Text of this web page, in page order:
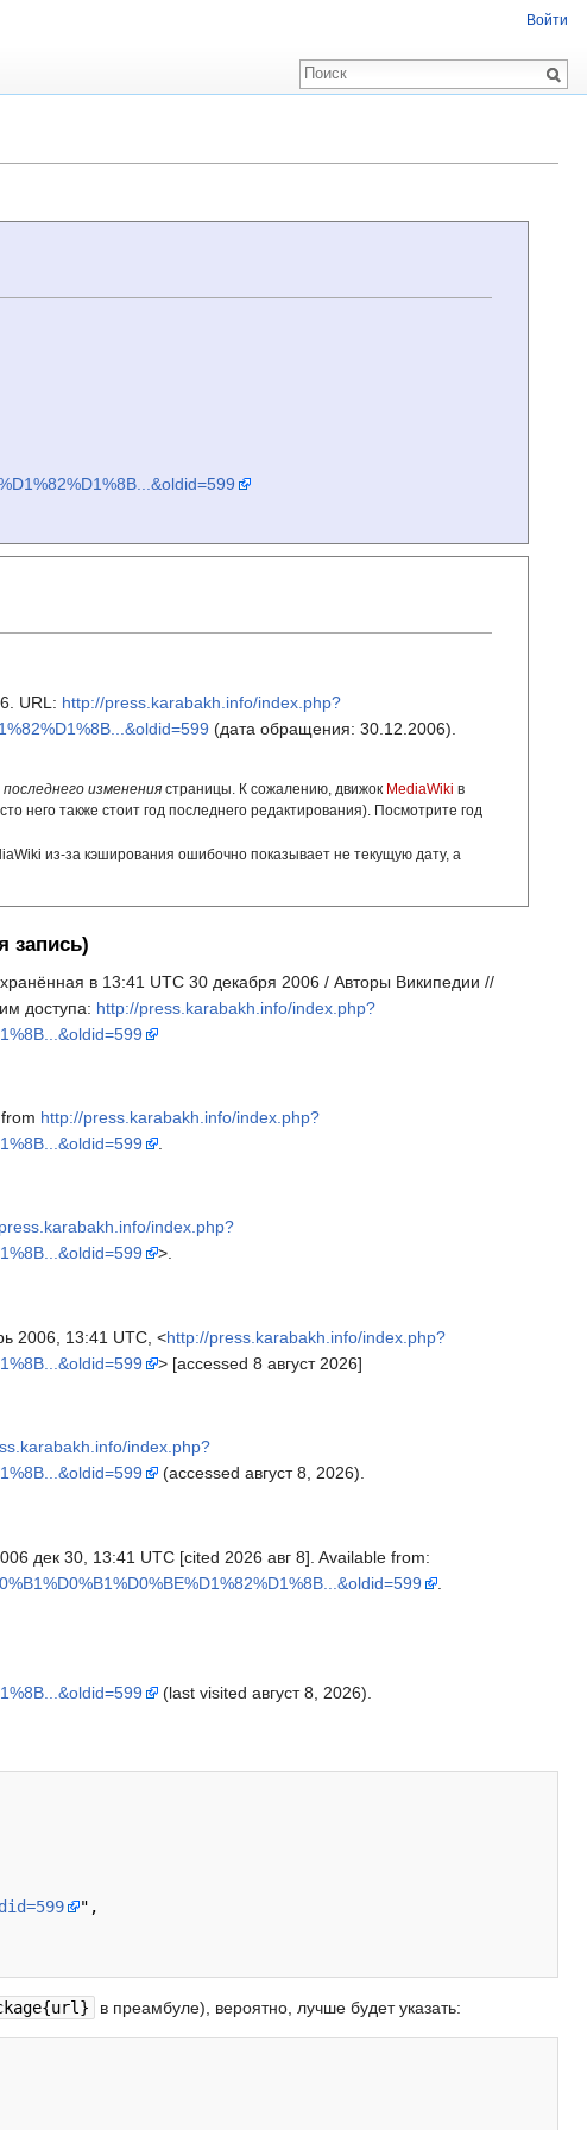
URL: http://press.karabakh.info/index.php?
(дата обращения: 30.12.2006).
последнего изменениястраницы. К сожалению, движок MediaWiki в
него также стоит год последнего редактирования). Посмотрите год
из-за кэширования ошибочно показывает не текущую дату, а
запись)
в 13:41 UTC 30 декабря 2006 / Авторы Википедии //
доступа: http://press.karabakh.info/index.php?
http://press.karabakh.info/index.php?
index.php?
>.
2006, 13:41 UTC, <http://press.karabakh.info/index.php?
> [accessed 8 август 2026]
index.php?
(accessed август 8, 2026).
дек 30, 13:41 UTC [cited 2026 авг 8]. Available from:
(last visited август 8, 2026).
",
в преамбуле), вероятно, лучше будет указать:
Войти